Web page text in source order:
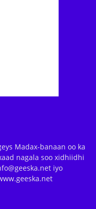
Madax-banaan oo ka
nagala soo xidhiidhi
iyo